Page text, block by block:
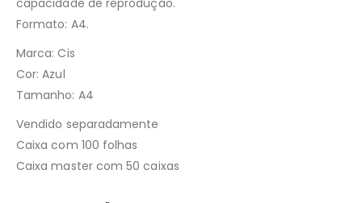
Formato: A4.
Marca: Cis
Cor: Azul
Tamanho: A4
Vendido separadamente
Caixa com 100 folhas
Caixa master com 50 caixas